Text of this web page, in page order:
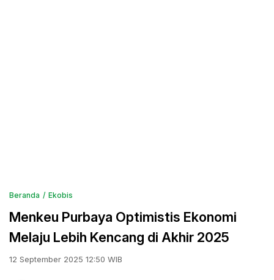
Beranda Ekobis
Menkeu Purbaya Optimistis Ekonomi
Melaju Lebih Kencang di Akhir 2025
12 September 2025 12:50 WIB